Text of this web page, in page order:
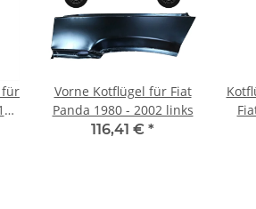
für
Vorne Kotflügel für Fiat
Panda 1980 - 2002 links
116,41 € *